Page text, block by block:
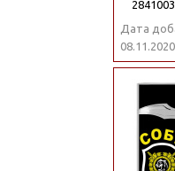
Дата
08.11.2020